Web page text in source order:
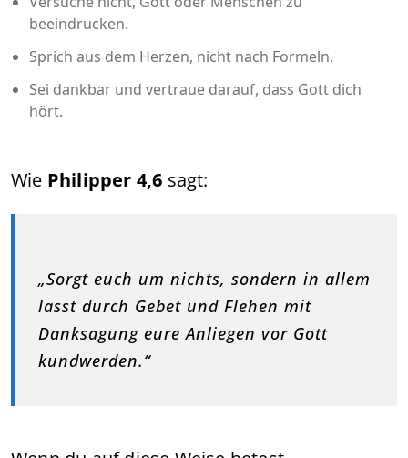
beeindrucken.
Sprich aus dem Herzen, nicht nach Formeln.
Sei dankbar und vertraue darauf, dass Gott dich
hört.
Wie Philipper 4,6 sagt:
„Sorgt euch um nichts, sondern in allem
lasst durch Gebet und Flehen mit
Danksagung eure Anliegen vor Gott
kundwerden.“